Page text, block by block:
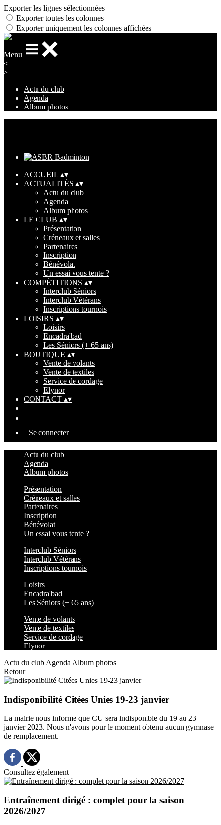
Exporter les lignes sélectionnées
Exporter toutes les colonnes
Exporter uniquement les colonnes affichées
Menu
<
>
Actu du club
Agenda
Album photos
ACCUEIL ▴▾
ACTUALITÉS ▴▾
Actu du club
Agenda
Album photos
LE CLUB ▴▾
Présentation
Créneaux et salles
Partenaires
Inscription
Bénévolat
Un essai vous tente ?
COMPÉTITIONS ▴▾
Interclub Séniors
Interclub Vétérans
Inscriptions tournois
LOISIRS ▴▾
Loisirs
Encadra'bad
Les Séniors (+ 65 ans)
BOUTIQUE ▴▾
Vente de volants
Vente de textiles
Service de cordage
Elynor
CONTACT ▴▾
Se connecter
Actu du club
Agenda
Album photos
Présentation
Créneaux et salles
Partenaires
Inscription
Bénévolat
Un essai vous tente ?
Interclub Séniors
Interclub Vétérans
Inscriptions tournois
Loisirs
Encadra'bad
Les Séniors (+ 65 ans)
Vente de volants
Vente de textiles
Service de cordage
Elynor
Actu du club Agenda Album photos
Retour
Indisponibilité Citées Unies 19-23 janvier
La mairie nous informe que CU sera indisponible du 19 au 23
janvier 2023. Nous n'avons pour le moment obtenu aucun gymnase
de remplacement.
Consultez également
Entraînement dirigé : complet pour la saison
2026/2027